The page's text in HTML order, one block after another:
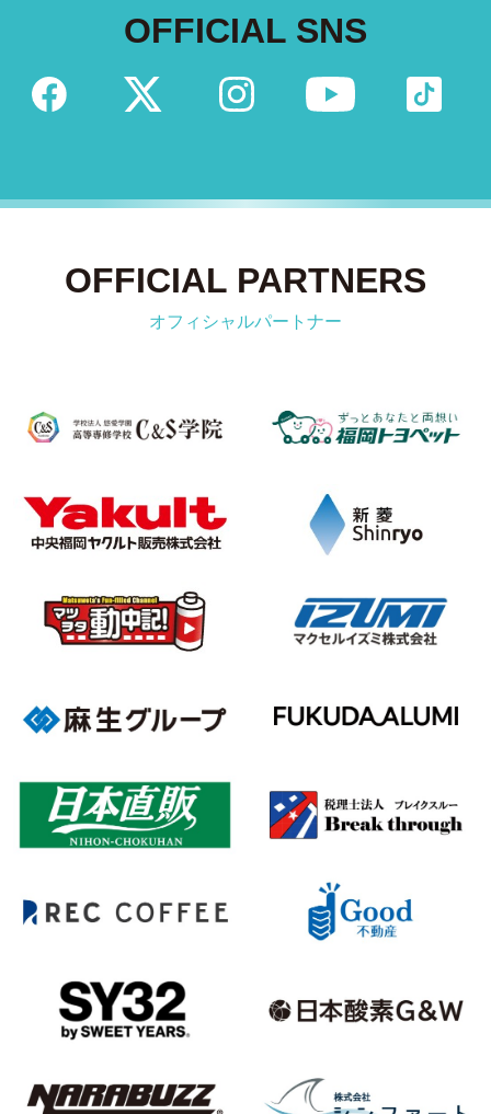
OFFICIAL SNS
OFFICIAL PARTNERS
オフィシャルパートナー